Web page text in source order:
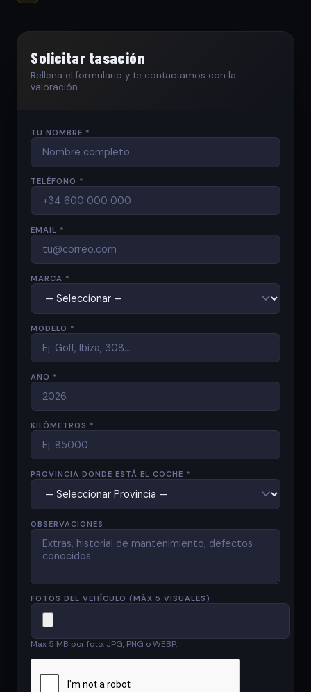
Solicitar tasación
Rellena el formulario y te contactamos con la
valoración
TU NOMBRE *
TELÉFONO *
EMAIL *
MARCA *
MODELO *
AÑO *
KILÓMETROS *
PROVINCIA DONDE ESTÁ EL COCHE *
OBSERVACIONES
FOTOS DEL VEHÍCULO (MÁX 5 VISUALES)
Max 5 MB por foto. JPG, PNG o WEBP.